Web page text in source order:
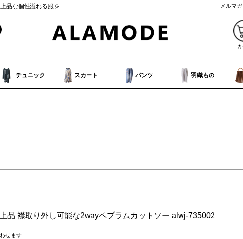
品な個性溢れる服を メルマ
チュニック スカート パンツ 羽織もの
品 襟取り外し可能な2wayペプラムカットソー alwj-735002
せます